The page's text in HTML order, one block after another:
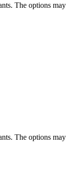
The options may
The options may